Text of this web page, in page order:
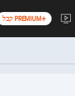
קבל PREMIUM+